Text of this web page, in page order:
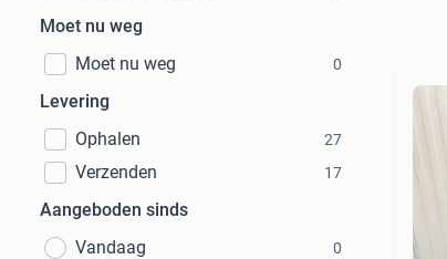
Moet nu weg
Moet nu weg
0
Levering
Ophalen
27
Verzenden 17
Aangeboden sinds
Vandaag
0